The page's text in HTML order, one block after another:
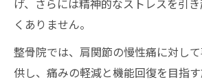
げ、さらには精神的なストレスを引
くありません。
整骨院では、肩関節の慢性痛に対し
供し、痛みの軽減と機能回復を目指